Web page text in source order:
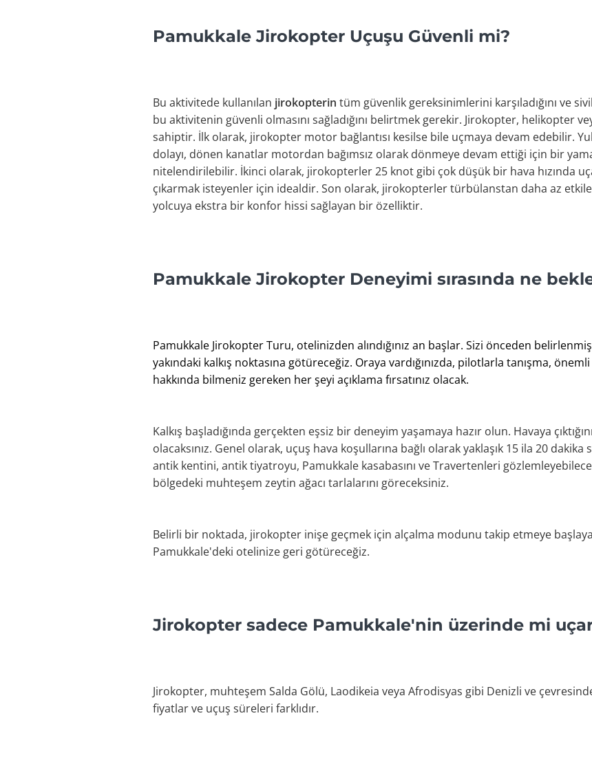
Pamukkale Jirokopter Uçuşu Güvenli mi?
Bu aktivitede kullanılan jirokopterin tüm güvenlik gereksinimlerini karşıladığını ve
bu aktivitenin güvenli olmasını sağladığını belirtmek gerekir. Jirokopter, helikopter
sahiptir. İlk olarak, jirokopter motor bağlantısı kesilse bile uçmaya devam edebilir.
dolayı, dönen kanatlar motordan bağımsız olarak dönmeye devam ettiği için bir
nitelendirilebilir. İkinci olarak, jirokopterler 25 knot gibi çok düşük bir hava hızında
çıkarmak isteyenler için idealdir. Son olarak, jirokopterler türbülanstan daha az
yolcuya ekstra bir konfor hissi sağlayan bir özelliktir.
Pamukkale Jirokopter Deneyimi sırasında ne
Pamukkale Jirokopter Turu, otelinizden alındığınız an başlar. Sizi önceden
yakındaki kalkış noktasına götüreceğiz. Oraya vardığınızda, pilotlarla tanışma,
hakkında bilmeniz gereken her şeyi açıklama fırsatınız olacak.
Kalkış başladığında gerçekten eşsiz bir deneyim yaşamaya hazır olun. Havaya
olacaksınız. Genel olarak, uçuş hava koşullarına bağlı olarak yaklaşık 15 ila 20
antik kentini, antik tiyatroyu, Pamukkale kasabasını ve Travertenleri
bölgedeki muhteşem zeytin ağacı tarlalarını göreceksiniz.
Belirli bir noktada, jirokopter inişe geçmek için alçalma modunu takip etmeye
Pamukkale'deki otelinize geri götüreceğiz.
Jirokopter sadece Pamukkale'nin üzerinde mi
Jirokopter, muhteşem Salda Gölü, Laodikeia veya Afrodisyas gibi Denizli ve
fiyatlar ve uçuş süreleri farklıdır.